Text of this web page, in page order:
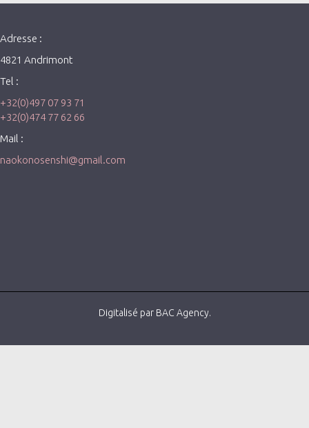
Adresse :
4821 Andrimont
Tel :
+32(0)497 07 93 71
+32(0)474 77 62 66
Mail :
naokonosenshi@gmail.com
Digitalisé par BAC Agency.